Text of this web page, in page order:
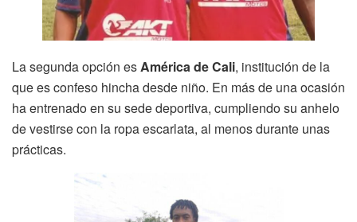
La segunda opción esAmérica de Cali, institución de la
que es confeso hincha desde niño. En más de una ocasión
ha entrenado en su sede deportiva, cumpliendo su anhelo
de vestirse con la ropa escarlata, al menos durante unas
prácticas.